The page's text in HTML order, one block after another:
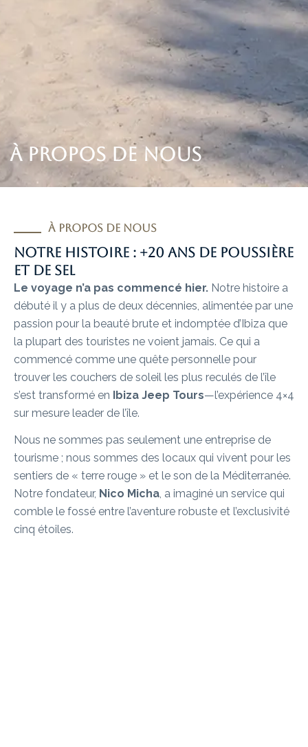
À PROPOS DE NOUS
à propos de nous
Notre histoire : +20 ans de poussière
et de sel
Le voyage n’a pas commencé hier. Notre histoire a
débuté il y a plus de deux décennies, alimentée par une
passion pour la beauté brute et indomptée d’Ibiza que
la plupart des touristes ne voient jamais. Ce qui a
commencé comme une quête personnelle pour
trouver les couchers de soleil les plus reculés de l’île
s’est transformé en Ibiza Jeep Tours—l’expérience 4×4
sur mesure leader de l’île.
Nous ne sommes pas seulement une entreprise de
tourisme ; nous sommes des locaux qui vivent pour les
sentiers de « terre rouge » et le son de la Méditerranée.
Notre fondateur, Nico Micha, a imaginé un service qui
comble le fossé entre l’aventure robuste et l’exclusivité
cinq étoiles.